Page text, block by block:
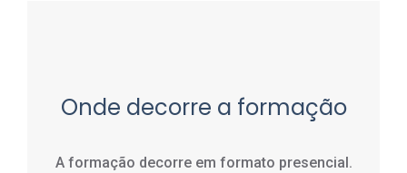
Onde decorre a formação
A formação decorre em formato presencial.